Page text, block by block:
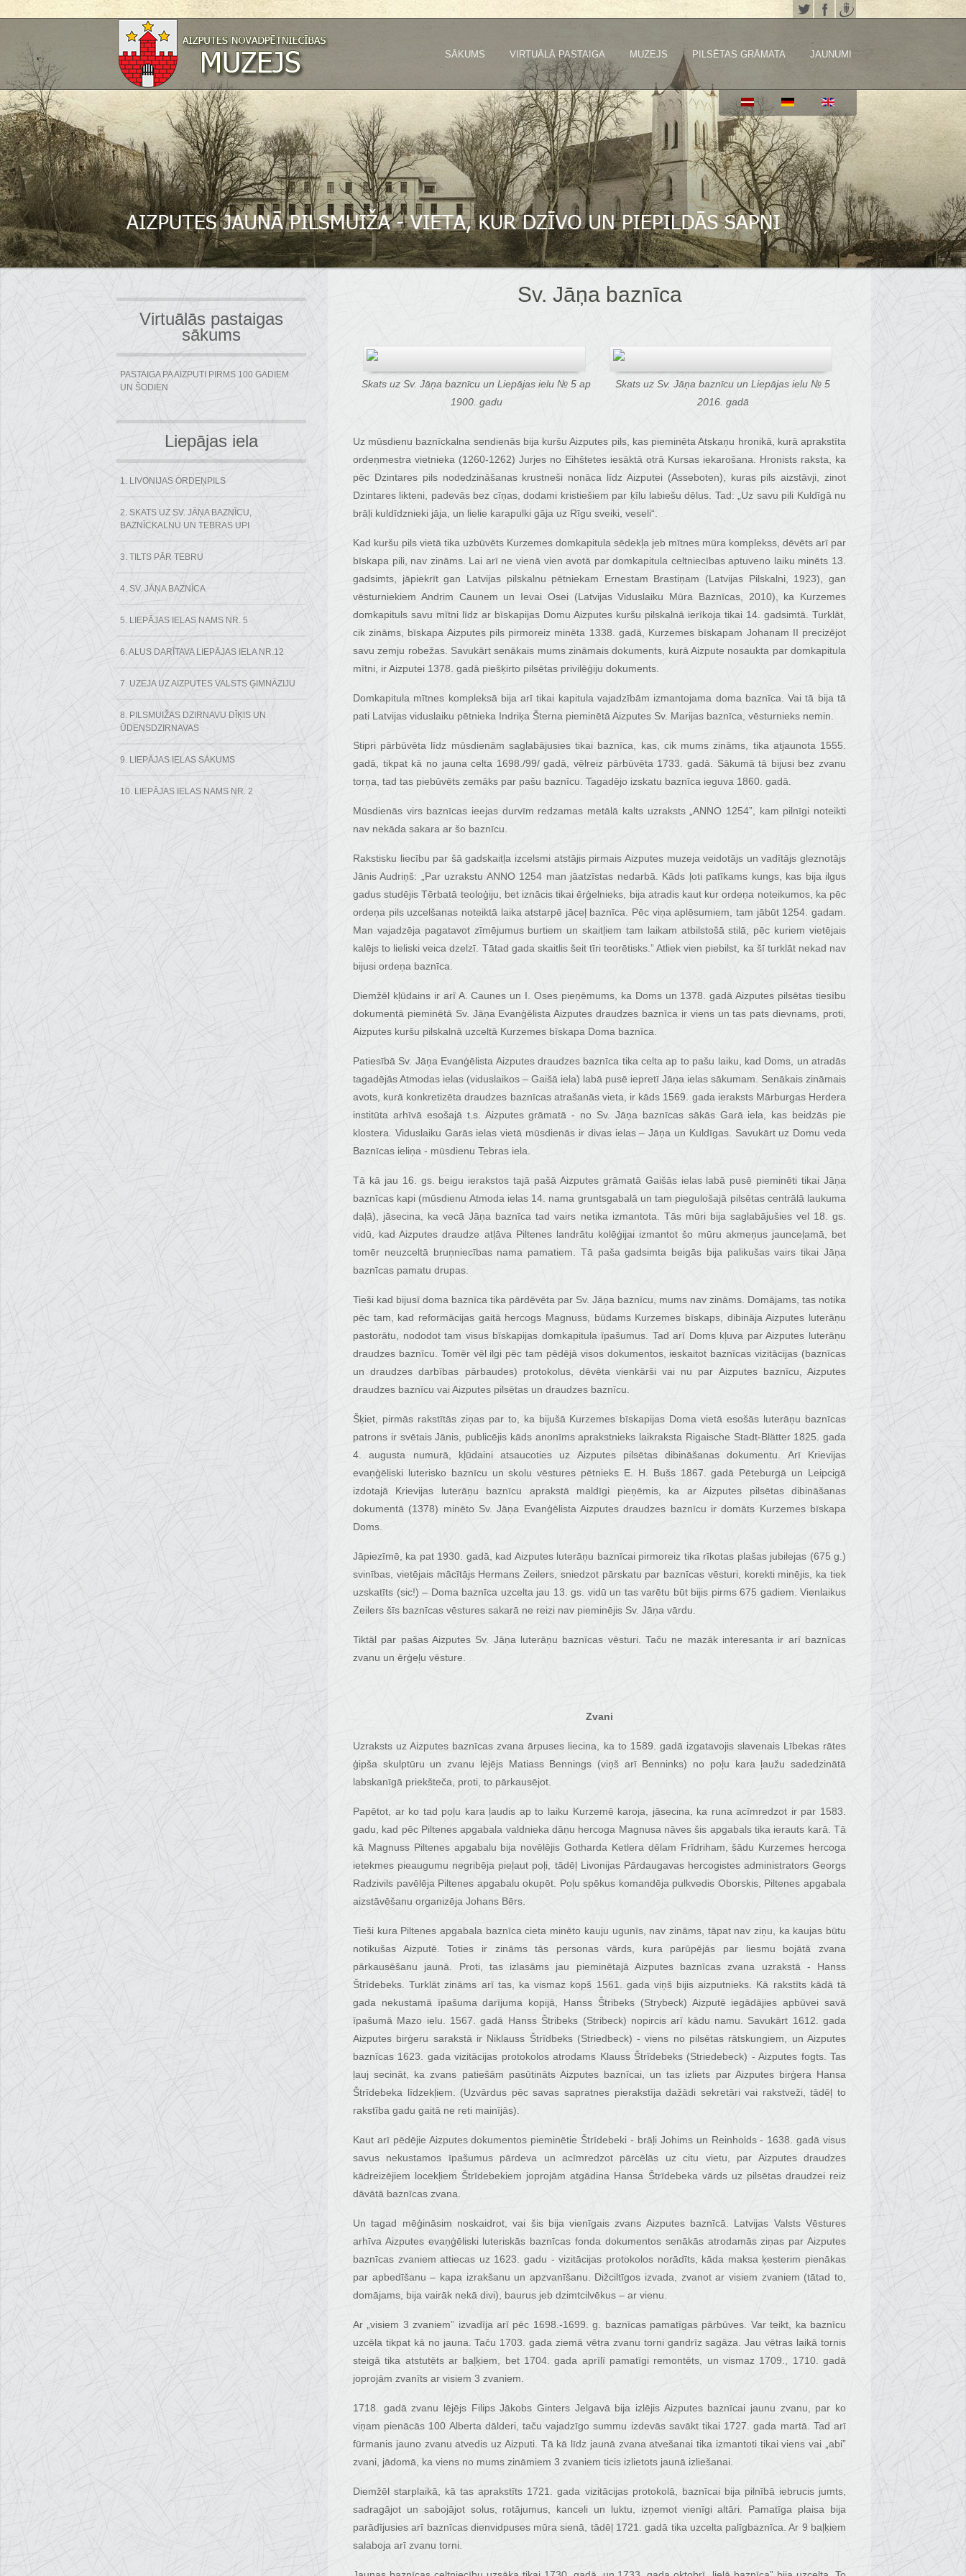
SĀKUMS VIRTUĀLĀ PASTAIGA MUZEJS PILSĒTAS GRĀMATA JAUNUMI
Virtuālās pastaigas
sākums
PASTAIGA PA AIZPUTI PIRMS 100 GADIEM
UN ŠODIEN
Liepājas iela
1. LIVONIJAS ORDEŅPILS
2. SKATS UZ SV. JĀŅA BAZNĪCU,
BAZNĪCKALNU UN TEBRAS UPI
3. TILTS PĀR TEBRU
4. SV. JĀŅA BAZNĪCA
5. LIEPĀJAS IELAS NAMS NR. 5
6. ALUS DARĪTAVA LIEPĀJAS IELA NR.12
7. UZEJA UZ AIZPUTES VALSTS ĢIMNĀZIJU
8. PILSMUIŽAS DZIRNAVU DĪĶIS UN
ŪDENSDZIRNAVAS
9. LIEPĀJAS IELAS SĀKUMS
10. LIEPĀJAS IELAS NAMS NR. 2
Sv. Jāņa baznīca
Skats uz Sv. Jāņa baznīcu un Liepājas ielu № 5 ap
1900. gadu
Skats uz Sv. Jāņa baznīcu un Liepājas ielu № 5
2016. gadā
Uz mūsdienu baznīckalna sendienās bija kuršu Aizputes pils, kas pieminēta Atskaņu hronikā, kurā aprakstīta
ordeņmestra vietnieka (1260-1262) Jurjes no Eihštetes iesāktā otrā Kursas iekarošana. Hronists raksta, ka
pēc Dzintares pils nodedzināšanas krustneši nonāca līdz Aizputei (Asseboten), kuras pils aizstāvji, zinot
Dzintares likteni, padevās bez cīņas, dodami kristiešiem par ķīlu labiešu dēlus. Tad: „Uz savu pili Kuldīgā nu
brāļi kuldīdznieki jāja, un lielie karapulki gāja uz Rīgu sveiki, veseli“.
Kad kuršu pils vietā tika uzbūvēts Kurzemes domkapitula sēdekļa jeb mītnes mūra komplekss, dēvēts arī par
bīskapa pili, nav zināms. Lai arī ne vienā vien avotā par domkapitula celtniecības aptuveno laiku minēts 13.
gadsimts, jāpiekrīt gan Latvijas pilskalnu pētniekam Ernestam Brastiņam (Latvijas Pilskalni, 1923), gan
vēsturniekiem Andrim Caunem un Ievai Osei (Latvijas Viduslaiku Mūra Baznīcas, 2010), ka Kurzemes
domkapituls savu mītni līdz ar bīskapijas Domu Aizputes kuršu pilskalnā ierīkoja tikai 14. gadsimtā. Turklāt,
cik zināms, bīskapa Aizputes pils pirmoreiz minēta 1338. gadā, Kurzemes bīskapam Johanam II precizējot
savu zemju robežas. Savukārt senākais mums zināmais dokuments, kurā Aizpute nosaukta par domkapitula
mītni, ir Aizputei 1378. gadā piešķirto pilsētas privilēģiju dokuments.
Domkapitula mītnes kompleksā bija arī tikai kapitula vajadzībām izmantojama doma baznīca. Vai tā bija tā
pati Latvijas viduslaiku pētnieka Indriķa Šterna pieminētā Aizputes Sv. Marijas baznīca, vēsturnieks nemin.
Stipri pārbūvēta līdz mūsdienām saglabājusies tikai baznīca, kas, cik mums zināms, tika atjaunota 1555.
gadā, tikpat kā no jauna celta 1698./99/ gadā, vēlreiz pārbūvēta 1733. gadā. Sākumā tā bijusi bez zvanu
torņa, tad tas piebūvēts zemāks par pašu baznīcu. Tagadējo izskatu baznīca ieguva 1860. gadā.
Mūsdienās virs baznīcas ieejas durvīm redzamas metālā kalts uzraksts „ANNO 1254”, kam pilnīgi noteikti
nav nekāda sakara ar šo baznīcu.
Rakstisku liecību par šā gadskaitļa izcelsmi atstājis pirmais Aizputes muzeja veidotājs un vadītājs gleznotājs
Jānis Audriņš: „Par uzrakstu ANNO 1254 man jāatzīstas nedarbā. Kāds ļoti patīkams kungs, kas bija ilgus
gadus studējis Tērbatā teoloģiju, bet iznācis tikai ērģelnieks, bija atradis kaut kur ordeņa noteikumos, ka pēc
ordeņa pils uzcelšanas noteiktā laika atstarpē jāceļ baznīca. Pēc viņa aplēsumiem, tam jābūt 1254. gadam.
Man vajadzēja pagatavot zīmējumus burtiem un skaitļiem tam laikam atbilstošā stilā, pēc kuriem vietējais
kalējs to lieliski veica dzelzī. Tātad gada skaitlis šeit tīri teorētisks.” Atliek vien piebilst, ka šī turklāt nekad nav
bijusi ordeņa baznīca.
Diemžēl kļūdains ir arī A. Caunes un I. Oses pieņēmums, ka Doms un 1378. gadā Aizputes pilsētas tiesību
dokumentā pieminētā Sv. Jāņa Evanģēlista Aizputes draudzes baznīca ir viens un tas pats dievnams, proti,
Aizputes kuršu pilskalnā uzceltā Kurzemes bīskapa Doma baznīca.
Patiesībā Sv. Jāņa Evanģēlista Aizputes draudzes baznīca tika celta ap to pašu laiku, kad Doms, un atradās
tagadējās Atmodas ielas (viduslaikos – Gaišā iela) labā pusē iepretī Jāņa ielas sākumam. Senākais zināmais
avots, kurā konkretizēta draudzes baznīcas atrašanās vieta, ir kāds 1569. gada ieraksts Mārburgas Herdera
institūta arhīvā esošajā t.s. Aizputes grāmatā - no Sv. Jāņa baznīcas sākās Garā iela, kas beidzās pie
klostera. Viduslaiku Garās ielas vietā mūsdienās ir divas ielas – Jāņa un Kuldīgas. Savukārt uz Domu veda
Baznīcas ieliņa - mūsdienu Tebras iela.
Tā kā jau 16. gs. beigu ierakstos tajā pašā Aizputes grāmatā Gaišās ielas labā pusē pieminēti tikai Jāņa
baznīcas kapi (mūsdienu Atmoda ielas 14. nama gruntsgabalā un tam piegulošajā pilsētas centrālā laukuma
daļā), jāsecina, ka vecā Jāņa baznīca tad vairs netika izmantota. Tās mūri bija saglabājušies vel 18. gs.
vidū, kad Aizputes draudze atļāva Piltenes landrātu kolēģijai izmantot šo mūru akmeņus jaunceļamā, bet
tomēr neuzceltā bruņniecības nama pamatiem. Tā paša gadsimta beigās bija palikušas vairs tikai Jāņa
baznīcas pamatu drupas.
Tieši kad bijusī doma baznīca tika pārdēvēta par Sv. Jāņa baznīcu, mums nav zināms. Domājams, tas notika
pēc tam, kad reformācijas gaitā hercogs Magnuss, būdams Kurzemes bīskaps, dibināja Aizputes luterāņu
pastorātu, nododot tam visus bīskapijas domkapitula īpašumus. Tad arī Doms kļuva par Aizputes luterāņu
draudzes baznīcu. Tomēr vēl ilgi pēc tam pēdējā visos dokumentos, ieskaitot baznīcas vizitācijas (baznīcas
un draudzes darbības pārbaudes) protokolus, dēvēta vienkārši vai nu par Aizputes baznīcu, Aizputes
draudzes baznīcu vai Aizputes pilsētas un draudzes baznīcu.
Šķiet, pirmās rakstītās ziņas par to, ka bijušā Kurzemes bīskapijas Doma vietā esošās luterāņu baznīcas
patrons ir svētais Jānis, publicējis kāds anonīms aprakstnieks laikraksta Rigaische Stadt-Blätter 1825. gada
4. augusta numurā, kļūdaini atsaucoties uz Aizputes pilsētas dibināšanas dokumentu. Arī Krievijas
evaņģēliski luterisko baznīcu un skolu vēstures pētnieks E. H. Bušs 1867. gadā Pēteburgā un Leipcigā
izdotajā Krievijas luterāņu baznīcu aprakstā maldīgi pieņēmis, ka ar Aizputes pilsētas dibināšanas
dokumentā (1378) minēto Sv. Jāņa Evanģēlista Aizputes draudzes baznīcu ir domāts Kurzemes bīskapa
Doms.
Jāpiezīmē, ka pat 1930. gadā, kad Aizputes luterāņu baznīcai pirmoreiz tika rīkotas plašas jubilejas (675 g.)
svinības, vietējais mācītājs Hermans Zeilers, sniedzot pārskatu par baznīcas vēsturi, korekti minējis, ka tiek
uzskatīts (sic!) – Doma baznīca uzcelta jau 13. gs. vidū un tas varētu būt bijis pirms 675 gadiem. Vienlaikus
Zeilers šīs baznīcas vēstures sakarā ne reizi nav pieminējis Sv. Jāņa vārdu.
Tiktāl par pašas Aizputes Sv. Jāņa luterāņu baznīcas vēsturi. Taču ne mazāk interesanta ir arī baznīcas
zvanu un ērģeļu vēsture.
Zvani
Uzraksts uz Aizputes baznīcas zvana ārpuses liecina, ka to 1589. gadā izgatavojis slavenais Lībekas rātes
ģipša skulptūru un zvanu lējējs Matiass Bennings (viņš arī Benninks) no poļu kara ļaužu sadedzinātā
labskanīgā priekšteča, proti, to pārkausējot.
Papētot, ar ko tad poļu kara ļaudis ap to laiku Kurzemē karoja, jāsecina, ka runa acīmredzot ir par 1583.
gadu, kad pēc Piltenes apgabala valdnieka dāņu hercoga Magnusa nāves šis apgabals tika ierauts karā. Tā
kā Magnuss Piltenes apgabalu bija novēlējis Gotharda Ketlera dēlam Frīdriham, šādu Kurzemes hercoga
ietekmes pieaugumu negribēja pieļaut poļi, tādēļ Livonijas Pārdaugavas hercogistes administrators Georgs
Radzivils pavēlēja Piltenes apgabalu okupēt. Poļu spēkus komandēja pulkvedis Oborskis, Piltenes apgabala
aizstāvēšanu organizēja Johans Bērs.
Tieši kura Piltenes apgabala baznīca cieta minēto kauju ugunīs, nav zināms, tāpat nav ziņu, ka kaujas būtu
notikušas Aizputē. Toties ir zināms tās personas vārds, kura parūpējās par liesmu bojātā zvana
pārkausēšanu jaunā. Proti, tas izlasāms jau pieminētajā Aizputes baznīcas zvana uzrakstā - Hanss
Štrīdebeks. Turklāt zināms arī tas, ka vismaz kopš 1561. gada viņš bijis aizputnieks. Kā rakstīts kādā tā
gada nekustamā īpašuma darījuma kopijā, Hanss Štribeks (Strybeck) Aizputē iegādājies apbūvei savā
īpašumā Mazo ielu. 1567. gadā Hanss Štribeks (Stribeck) nopircis arī kādu namu. Savukārt 1612. gada
Aizputes birģeru sarakstā ir Niklauss Štrīdbeks (Striedbeck) - viens no pilsētas rātskungiem, un Aizputes
baznīcas 1623. gada vizitācijas protokolos atrodams Klauss Štrīdebeks (Striedebeck) - Aizputes fogts. Tas
ļauj secināt, ka zvans patiešām pasūtināts Aizputes baznīcai, un tas izliets par Aizputes birģera Hansa
Štrīdebeka līdzekļiem. (Uzvārdus pēc savas sapratnes pierakstīja dažādi sekretāri vai rakstveži, tādēļ to
rakstība gadu gaitā ne reti mainījās).
Kaut arī pēdējie Aizputes dokumentos pieminētie Štrīdebeki - brāļi Johims un Reinholds - 1638. gadā visus
savus nekustamos īpašumus pārdeva un acīmredzot pārcēlās uz citu vietu, par Aizputes draudzes
kādreizējiem locekļiem Štrīdebekiem joprojām atgādina Hansa Štrīdebeka vārds uz pilsētas draudzei reiz
dāvātā baznīcas zvana.
Un tagad mēģināsim noskaidrot, vai šis bija vienīgais zvans Aizputes baznīcā. Latvijas Valsts Vēstures
arhīva Aizputes evaņģēliski luteriskās baznīcas fonda dokumentos senākās atrodamās ziņas par Aizputes
baznīcas zvaniem attiecas uz 1623. gadu - vizitācijas protokolos norādīts, kāda maksa ķesterim pienākas
par apbedīšanu – kapa izrakšanu un apzvanīšanu. Dižciltīgos izvada, zvanot ar visiem zvaniem (tātad to,
domājams, bija vairāk nekā divi), baurus jeb dzimtcilvēkus – ar vienu.
Ar „visiem 3 zvaniem” izvadīja arī pēc 1698.-1699. g. baznīcas pamatīgas pārbūves. Var teikt, ka baznīcu
uzcēla tikpat kā no jauna. Taču 1703. gada ziemā vētra zvanu torni gandrīz sagāza. Jau vētras laikā tornis
steigā tika atstutēts ar baļķiem, bet 1704. gada aprīlī pamatīgi remontēts, un vismaz 1709., 1710. gadā
joprojām zvanīts ar visiem 3 zvaniem.
1718. gadā zvanu lējējs Filips Jākobs Ginters Jelgavā bija izlējis Aizputes baznīcai jaunu zvanu, par ko
viņam pienācās 100 Alberta dālderi, taču vajadzīgo summu izdevās savākt tikai 1727. gada martā. Tad arī
fūrmanis jauno zvanu atvedis uz Aizputi. Tā kā līdz jaunā zvana atvešanai tika izmantoti tikai viens vai „abi”
zvani, jādomā, ka viens no mums zināmiem 3 zvaniem ticis izlietots jaunā izliešanai.
Diemžēl starplaikā, kā tas aprakstīts 1721. gada vizitācijas protokolā, baznīcai bija pilnībā iebrucis jumts,
sadragājot un sabojājot solus, rotājumus, kanceli un luktu, izņemot vienīgi altāri. Pamatīga plaisa bija
parādījusies arī baznīcas dienvidpuses mūra sienā, tādēļ 1721. gadā tika uzcelta palīgbaznīca. Ar 9 baļķiem
salaboja arī zvanu torni.